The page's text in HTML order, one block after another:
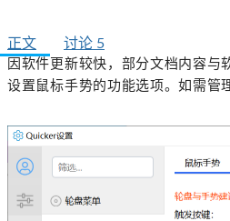
正文 讨论 5
因软件更新较快，部分文档内容与
设置鼠标手势的功能选项。如需管